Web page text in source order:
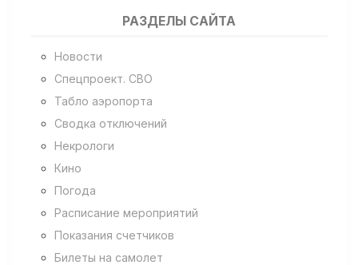
РАЗДЕЛЫ САЙТА
Новости
Спецпроект. СВО
Табло аэропорта
Сводка отключений
Некрологи
Кино
Погода
Расписание мероприятий
Показания счетчиков
Билеты на самолет